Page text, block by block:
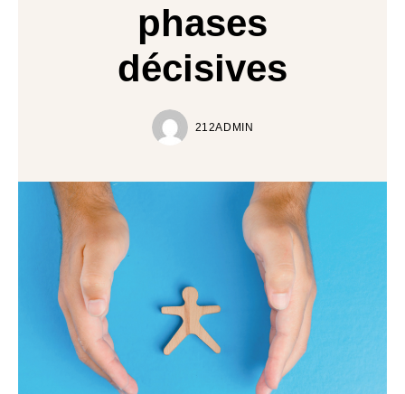
phases
décisives
212ADMIN